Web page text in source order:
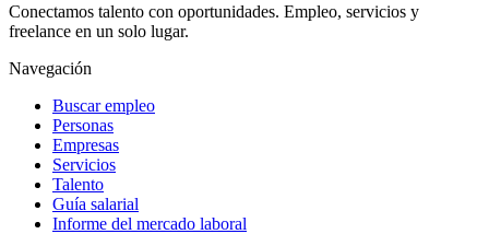
Conectamos talento con oportunidades. Empleo, servicios y
freelance en un solo lugar.
Navegación
Buscar empleo
Personas
Empresas
Servicios
Talento
Guía salarial
Informe del mercado laboral